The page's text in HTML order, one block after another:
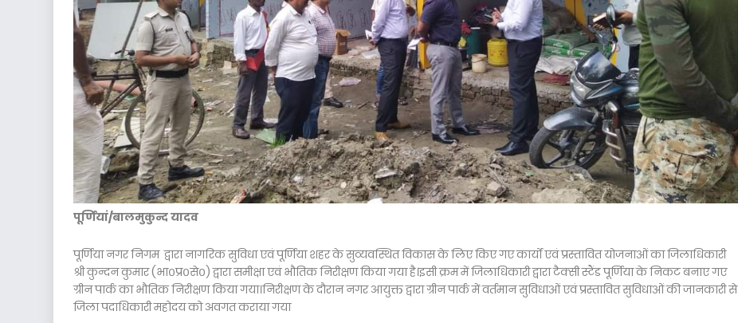
पूर्णियां/बालमुकुन्द यादव
पूर्णिया नगर निगम द्वारा नागरिक सुविधा एवं पूर्णिया शहर के सुव्यवस्थित विकास के लिए किए गए कार्यों एवं प्रस्तावित योजनाओं का जिलाधिकारी
श्री कुन्दन कुमार (भा०प्र०से०) द्वारा समीक्षा एवं भौतिक निरीक्षण किया गया है।इसी क्रम में जिलाधिकारी द्वारा टैक्सी स्टैंड पूर्णिया के निकट बनाए गए
ग्रीन पार्क का भौतिक निरीक्षण किया गया।निरीक्षण के दौरान नगर आयुक्त द्वारा ग्रीन पार्क में वर्तमान सुविधाओं एवं प्रस्तावित सुविधाओं की जानकारी से
जिला पदाधिकारी महोदय को अवगत कराया गया